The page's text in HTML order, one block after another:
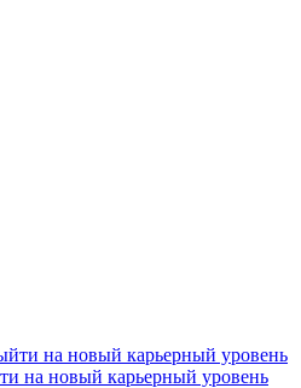
на новый карьерный уровень